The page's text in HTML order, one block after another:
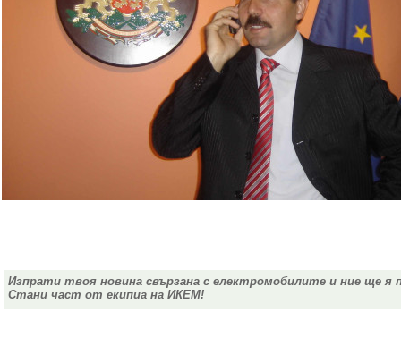
Изпрати твоя новина свързана с електромобилите и ние ще я
Стани част от екипиа на ИКЕМ!